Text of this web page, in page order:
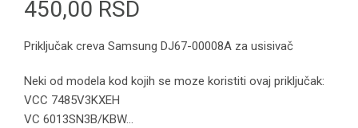
450,00 RSD
Priključak creva Samsung DJ67-00008A za usisivač
Neki od modela kod kojih se moze koristiti ovaj priključak:
VCC 7485V3KXEH
VC 6013SN3B/KBW…